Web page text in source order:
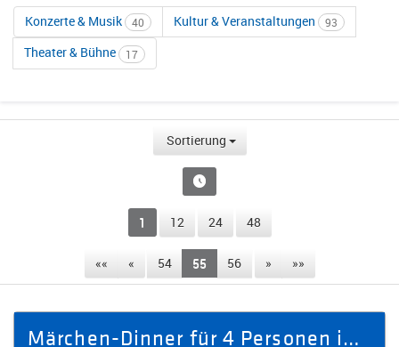
Konzerte & Musik 40 Kultur & Veranstaltungen 93
Theater & Bühne 17
Sortierung
1 12 24 48
«« « 54 55 56 » »»
Märchen-Dinner für 4 Personen im Brauhaus Bierfass Nr. 64